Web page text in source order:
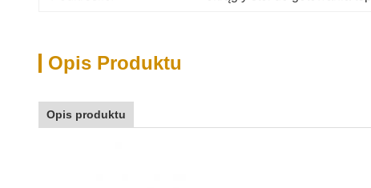
Opis Produktu
Opis produktu